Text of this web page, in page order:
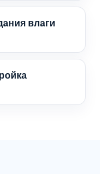
влаги